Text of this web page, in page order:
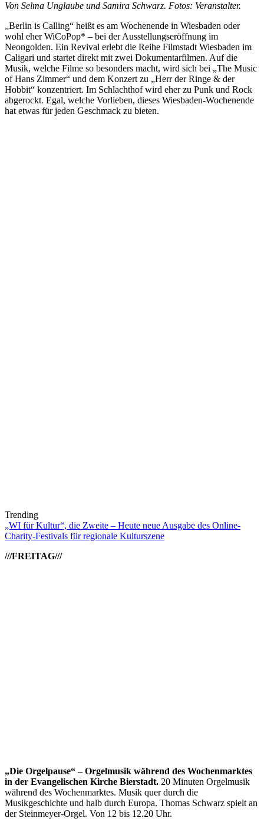
Von Selma Unglaube und Samira Schwarz. Fotos: Veranstalter.
„Berlin is Calling“ heißt es am Wochenende in Wiesbaden oder
wohl eher WiCoPop* – bei der Ausstellungseröffnung im
Neongolden. Ein Revival erlebt die Reihe Filmstadt Wiesbaden im
Caligari und startet direkt mit zwei Dokumentarfilmen. Auf die
Musik, welche Filme so besonders macht, wird sich bei „The Music
of Hans Zimmer“ und dem Konzert zu „Herr der Ringe & der
Hobbit“ konzentriert. Im Schlachthof wird eher zu Punk und Rock
abgerockt. Egal, welche Vorlieben, dieses Wiesbaden-Wochenende
hat etwas für jeden Geschmack zu bieten.
Trending
„WI für Kultur“, die Zweite – Heute neue Ausgabe des Online-
Charity-Festivals für regionale Kulturszene
///FREITAG///
„Die Orgelpause“ – Orgelmusik während des Wochenmarktes
in der Evangelischen Kirche Bierstadt. 20 Minuten Orgelmusik
während des Wochenmarktes. Musik quer durch die
Musikgeschichte und halb durch Europa. Thomas Schwarz spielt an
der Steinmeyer-Orgel. Von 12 bis 12.20 Uhr.